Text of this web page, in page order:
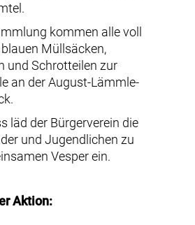
kommen alle voll
Müllsäcken,
und Schrotteilen zur
an der August-Lämmle-
läd der Bürgerverein die
und Jugendlichen zu
Vesper ein.
Aktion: